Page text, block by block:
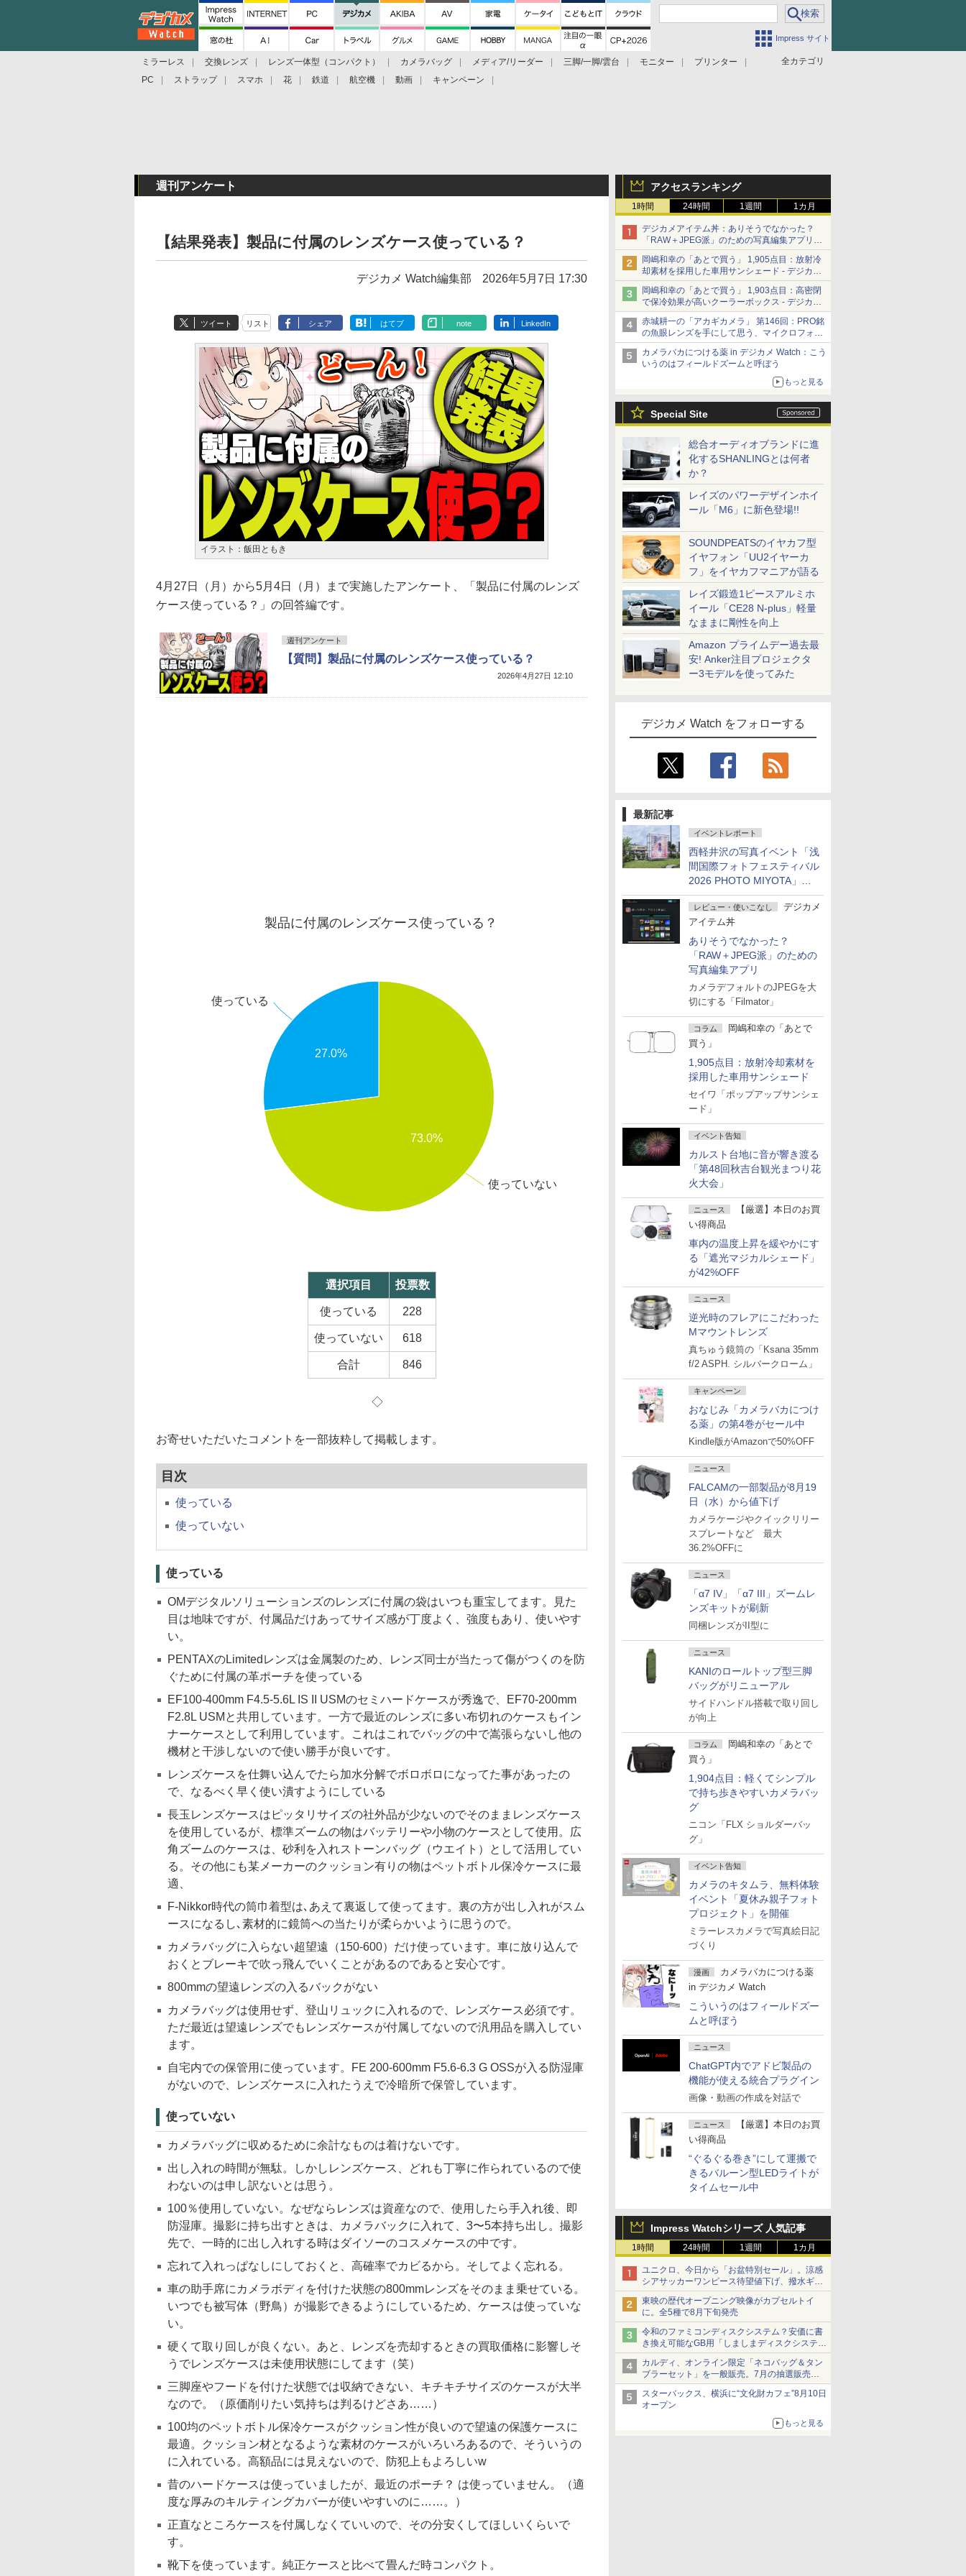
Impress サイト
全カテゴリ
ミラーレス 交換レンズ レンズ一体型（コンパクト） カメラバッグ メディア/リーダー 三脚/一脚/雲台 モニター
プリンター
PC
ストラップ スマホ 花 鉄道 航空機 動画 キャンペーン
アクセスランキング
1時間 24時間 1週間 1カ月
デジカメアイテム丼：ありそうでなかった？
「RAW＋JPEG派」のための写真編集アプリ
カメラデフォルトのJPEGを大切にする
「Filmator」
岡嶋和幸の「あとで買う」 1,905点目：放射冷
却素材を採用した車用サンシェード - デジカメ
Watch
岡嶋和幸の「あとで買う」 1,903点目：高密閉
で保冷効果が高いクーラーボックス - デジカメ
Watch
赤城耕一の「アカギカメラ」 第146回：PRO銘
の魚眼レンズを手にして思う、マイクロフォー
サーズへの期待と可能性
カメラバカにつける薬 in デジカメ Watch：こう
いうのはフィールドズームと呼ぼう
もっと見る
Special Site
総合オーディオブランドに進
化するSHANLINGとは何者
か？
レイズのパワーデザインホイ
ール「M6」に新色登場!!
SOUNDPEATSのイヤカフ型
イヤフォン「UU2イヤーカ
フ」をイヤカフマニアが語る
レイズ鍛造1ピースアルミホ
イール「CE28 N-plus」軽量
なままに剛性を向上
Amazon プライムデー過去最
安! Anker注目プロジェクタ
ー3モデルを使ってみた
デジカメ Watch をフォローする
最新記事
イベントレポート
西軽井沢の写真イベント「浅
間国際フォトフェスティバル
2026 PHOTO MIYOTA」が
開幕
レビュー・使いこなし
デジカメ
アイテム丼
ありそうでなかった？
「RAW＋JPEG派」のための
写真編集アプリ
カメラデフォルトのJPEGを大
切にする「Filmator」
コラム
岡嶋和幸の「あとで
買う」
1,905点目：放射冷却素材を
採用した車用サンシェード
セイワ「ポップアップサンシェ
ード」
イベント告知
カルスト台地に音が響き渡る
「第48回秋吉台観光まつり花
火大会」
ニュース
【厳選】本日のお買
い得商品
車内の温度上昇を緩やかにす
る「遮光マジカルシェード」
が42%OFF
ニュース
逆光時のフレアにこだわった
Mマウントレンズ
真ちゅう鏡筒の「Ksana 35mm
f/2 ASPH. シルバークローム」
キャンペーン
おなじみ「カメラバカにつけ
る薬」の第4巻がセール中
Kindle版がAmazonで50%OFF
ニュース
FALCAMの一部製品が8月19
日（水）から値下げ
カメラケージやクイックリリー
スプレートなど 最大
36.2%OFFに
ニュース
「α7 IV」「α7 III」ズームレ
ンズキットが刷新
同梱レンズがII型に
ニュース
KANIのロールトップ型三脚
バッグがリニューアル
サイドハンドル搭載で取り回し
が向上
コラム
岡嶋和幸の「あとで
買う」
1,904点目：軽くてシンプル
で持ち歩きやすいカメラバッ
グ
ニコン「FLX ショルダーバッ
グ」
イベント告知
カメラのキタムラ、無料体験
イベント「夏休み親子フォト
プロジェクト」を開催
ミラーレスカメラで写真絵日記
づくり
漫画
カメラバカにつける薬
in デジカメ Watch
こういうのはフィールドズー
ムと呼ぼう
ニュース
ChatGPT内でアドビ製品の
機能が使える統合プラグイン
画像・動画の作成を対話で
ニュース
【厳選】本日のお買
い得商品
“ぐるぐる巻き”にして運搬で
きるバルーン型LEDライトが
タイムセール中
Impress Watchシリーズ 人気記事
1時間 24時間 1週間 1カ月
ユニクロ、今日から「お盆特別セール」。涼感
シアサッカーワンピース待望値下げ、撥水ギア
ショーツは1990円に
東映の歴代オープニング映像がカプセルトイ
に。全5種で8月下旬発売
令和のファミコンディスクシステム？安価に書
き換え可能なGB用「しましまディスクシステ
ム」
カルディ、オンライン限定「ネコバッグ＆タン
ブラーセット」を一般販売。7月の抽選販売の
当選無効分
スターバックス、横浜に“文化財カフェ”8月10日
オープン
もっと見る
週刊アンケート
【結果発表】製品に付属のレンズケース使っている？
デジカメ Watch編集部 2026年5月7日 17:30
ツイート リスト シェア はてブ note LinkedIn
イラスト：飯田ともき
4月27日（月）から5月4日（月）まで実施したアンケート、「製品に付属のレンズ
ケース使っている？」の回答編です。
週刊アンケート
【質問】製品に付属のレンズケース使っている？
2026年4月27日 12:10
製品に付属のレンズケース使っている？
73.0%
27.0%
使っていない
使っている
選択項目 投票数
使っている 228
使っていない 618
合計 846
◇
お寄せいただいたコメントを一部抜粋して掲載します。
目次
使っている
使っていない
使っている
OMデジタルソリューションズのレンズに付属の袋はいつも重宝してます。見た
目は地味ですが、付属品だけあってサイズ感が丁度よく、強度もあり、使いやす
い。
PENTAXのLimitedレンズは金属製のため、レンズ同士が当たって傷がつくのを防
ぐために付属の革ポーチを使っている
EF100-400mm F4.5-5.6L IS II USMのセミハードケースが秀逸で、EF70-200mm
F2.8L USMと共用しています。一方で最近のレンズに多い布切れのケースもイン
ナーケースとして利用しています。これはこれでバッグの中で嵩張らないし他の
機材と干渉しないので使い勝手が良いです。
レンズケースを仕舞い込んでたら加水分解でボロボロになってた事があったの
で、なるべく早く使い潰すようにしている
長玉レンズケースはピッタリサイズの社外品が少ないのでそのままレンズケース
を使用しているが、標準ズームの物はバッテリーや小物のケースとして使用。広
角ズームのケースは、砂利を入れストーンバッグ（ウエイト）として活用してい
る。その他にも某メーカーのクッション有りの物はペットボトル保冷ケースに最
適、
F-Nikkor時代の筒巾着型は､あえて裏返して使ってます。裏の方が出し入れがスム
ースになるし､素材的に鏡筒への当たりが柔らかいように思うので。
カメラバッグに入らない超望遠（150-600）だけ使っています。車に放り込んで
おくとブレーキで吹っ飛んでいくことがあるのであると安心です。
800mmの望遠レンズの入るバックがない
カメラバッグは使用せず、登山リュックに入れるので、レンズケース必須です。
ただ最近は望遠レンズでもレンズケースが付属してないので汎用品を購入してい
ます。
自宅内での保管用に使っています。FE 200-600mm F5.6-6.3 G OSSが入る防湿庫
がないので、レンズケースに入れたうえで冷暗所で保管しています。
使っていない
カメラバッグに収めるために余計なものは着けないです。
出し入れの時間が無駄。しかしレンズケース、どれも丁寧に作られているので使
わないのは申し訳ないとは思う。
100％使用していない。なぜならレンズは資産なので、使用したら手入れ後、即
防湿庫。撮影に持ち出すときは、カメラバックに入れて、3〜5本持ち出し。撮影
先で、一時的に出し入れする時はダイソーのコスメケースの中です。
忘れて入れっぱなしにしておくと、高確率でカビるから。そしてよく忘れる。
車の助手席にカメラボディを付けた状態の800mmレンズをそのまま乗せている。
いつでも被写体（野鳥）が撮影できるようにしているため、ケースは使っていな
い。
硬くて取り回しが良くない。あと、レンズを売却するときの買取価格に影響しそ
うでレンズケースは未使用状態にしてます（笑）
三脚座やフードを付けた状態では収納できない、キチキチサイズのケースが大半
なので。（原価削りたい気持ちは判るけどさあ……）
100均のペットボトル保冷ケースがクッション性が良いので望遠の保護ケースに
最適。クッション材となるような素材のケースがいろいろあるので、そういうの
に入れている。高額品には見えないので、防犯上もよろしいw
昔のハードケースは使っていましたが、最近のポーチ？ は使っていません。（適
度な厚みのキルティングカバーが使いやすいのに……。）
正直なところケースを付属しなくていいので、その分安くしてほしいくらいで
す。
靴下を使っています。純正ケースと比べて畳んだ時コンパクト。